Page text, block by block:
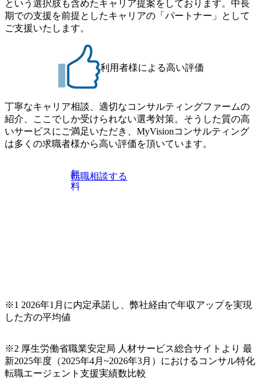
らえる ・シンプレクスというテクノロジーに強い部隊がい
るため、エンジニアの視点からも協業しクライアントへ価
値提供できる ・デリバリー中心の案件もあればセールス中
心の案件もあり、個々の裁量や得意領域に合わせた売り上
げの立て方を選べる ここ1年で社員数60名⇒100名超、売上
今期18億円⇒来期30億円（いずれも約170％アップ）と急成
長中のファームである また、成長中ファームのため優秀な
上司の近くで働けるチャンスも多い(ボストン・コンサルテ
ィング・グループ出身者等 (https://www.xspear.co.jp/member/ta
keto_kajita/)） 多様なメンバー、多様なプロジェクトによる
自己成長機会が多く、新たなチャレンジが可能 100名規模に
も関わらず、外資系戦略コンサルティングファームや総合
り、常に刺激を受けながらプロジェクトワークが可能 総合
コンサルティングファームの名の通り、全方位のクライア
サルティングファームの立ち上げフェーズに関わることが
できる 豊富な経験を持つコンサル経験者の場合は、自らチ
ーションの開発 など) シンプレクスの顧客基盤、エンジニ
アケイパビリティを活かた確度の高い事業立ち上げが経験
できる 2026年8月21日(金) 19:30〜21:30 (19:20開場) 2026年8
定める金額を会社が支払います。 その他： 採用時や転勤等
による引っ越し費用は、会社が負担します。 2026年8月18日
(火) 19:00～20:00 2026年8月13日(木) 16:00 応募をご検討され
ている方を対象に、会社説明会を実施予定です。 ● 求人名
・【富山】半導体製造装置の生産エンジニア(製造・生産工
程の管理業務) ※主任候補・リーダークラス ・【砺波】半
導体製造装置の生産エンジニア(製造・生産工程の管理業務)
※顔出しは不要です。ご質問頂く際のみ、顔出ししていた
だければと存じます。
という選択肢も含めたキャリア提案をしております。中長
期での支援を前提としたキャリアの「パートナー」として
ご支援いたします。
利用者様による高い評価
丁寧なキャリア相談、適切なコンサルティングファームの
紹介、ここでしか受けられない選考対策。そうした質の高
いサービスにご満足いただき、MyVisionコンサルティング
は多くの求職者様から高い評価を頂いています。
無
料
転職相談する
※1 2026年1月に内定承諾し、弊社経由で年収アップを実現
した方の平均値
※2 厚生労働省職業安定局 人材サービス総合サイトより 最
新2025年度（2025年4月~2026年3月）におけるコンサル特化
転職エージェント支援実績数比較